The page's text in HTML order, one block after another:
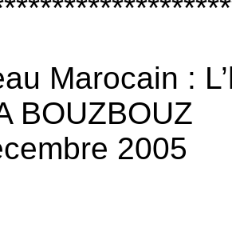
Marocain :
BOUZBOUZ
2005